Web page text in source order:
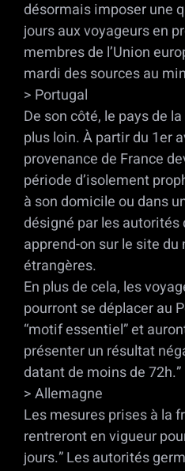
désormais imposer une
jours aux voyageurs en
membres de l’Union
mardi des sources au
> Portugal
De son côté, le pays de
plus loin. À partir du 1er
provenance de France
période d’isolement
à son domicile ou dans
désigné par les autorités
apprend-on sur le site
étrangères.
En plus de cela, les
pourront se déplacer au
“motif essentiel” et
présenter un résultat
datant de moins de 72h.”
> Allemagne
Les mesures prises à la
rentreront en vigueur
jours.” Les autorités